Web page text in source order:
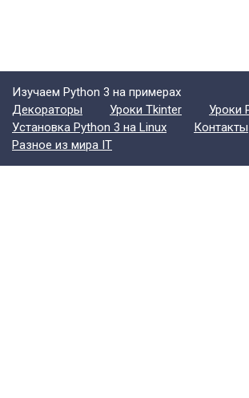
Изучаем Python 3 на примерах
Декораторы
Уроки Tkinter
Уроки
Установка Python 3 на Linux
Контакты
Разное из мира IT